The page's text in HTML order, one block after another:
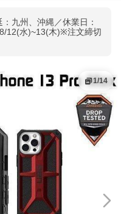
九州、沖縄／休業日：
12(水)~13(木)※注文締切
1/14